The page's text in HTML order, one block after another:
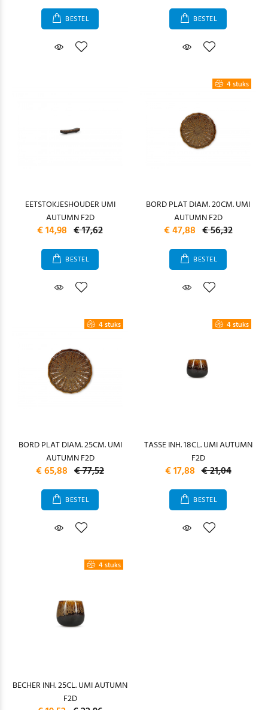
BESTEL BESTEL
EETSTOKJESHOUDER UMI
AUTUMN F2D
€ 14,98 € 17,62
BESTEL
4 stuks
BORD PLAT DIAM. 20CM. UMI
AUTUMN F2D
€ 47,88 € 56,32
BESTEL
4 stuks
BORD PLAT DIAM. 25CM. UMI
AUTUMN F2D
€ 65,88 € 77,52
BESTEL
4 stuks
TASSE INH. 18CL. UMI AUTUMN
F2D
€ 17,88 € 21,04
BESTEL
4 stuks
BECHER INH. 25CL. UMI AUTUMN
F2D